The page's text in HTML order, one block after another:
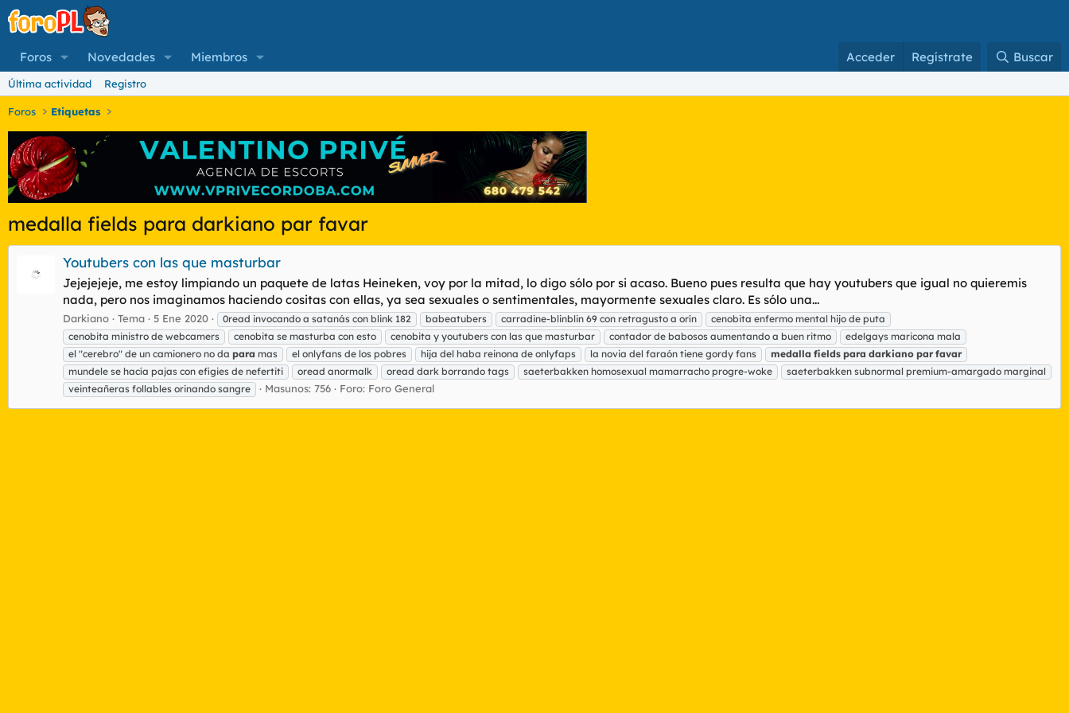
Foros Novedades Miembros Acceder Regístrate Buscar
Última actividad Registro
Foros Etiquetas
medalla fields para darkiano par favar
Youtubers con las que masturbar
Jejejejeje, me estoy limpiando un paquete de latas Heineken, voy por la mitad, lo digo sólo por si acaso. Bueno pues resulta que hay youtubers que igual no quieremis
nada, pero nos imaginamos haciendo cositas con ellas, ya sea sexuales o sentimentales, mayormente sexuales claro. Es sólo una...
Darkiano Tema 5 Ene 2020 0read invocando a satanás con blink 182 babeatubers carradine-blinblin 69 con retragusto a orín
cenobita enfermo mental hijo de puta
cenobita ministro de webcamers
cenobita se masturba con esto cenobita y youtubers con las que masturbar contador de babosos aumentando a buen ritmo
edelgays maricona mala
el "cerebro" de un camionero no da para mas el onlyfans de los pobres hija del haba reinona de onlyfaps la novia del faraón tiene gordy fans medalla fields para darkiano par favar
mundele se hacía pajas con efigies de nefertiti
oread anormalk oread dark borrando tags saeterbakken homosexual mamarracho progre-woke
saeterbakken subnormal premium-amargado marginal
veinteañeras follables orinando sangre
Masunos: 756 Foro: Foro General